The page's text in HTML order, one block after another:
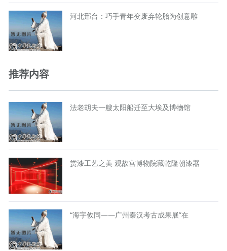
河北邢台：巧手青年变废弃轮胎为创意雕
推荐内容
法老胡夫一艘太阳船迁至大埃及博物馆
赏漆工艺之美 观故宫博物院藏乾隆朝漆器
“海宇攸同——广州秦汉考古成果展”在